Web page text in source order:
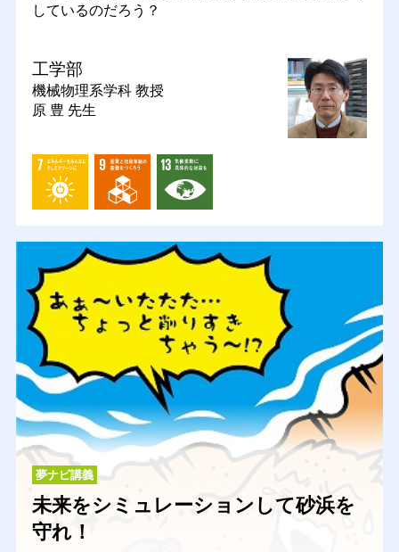
しているのだろう？
工学部
機械物理系学科 教授
原 豊 先生
夢ナビ講義
未来をシミュレーションして砂浜を
守れ！